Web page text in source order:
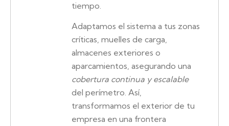
tiempo.
Adaptamos el sistema a tus zonas
críticas, muelles de carga,
almacenes exteriores o
aparcamientos, asegurando una
cobertura continua y escalable
del perímetro. Así,
transformamos el exterior de tu
empresa en una frontera